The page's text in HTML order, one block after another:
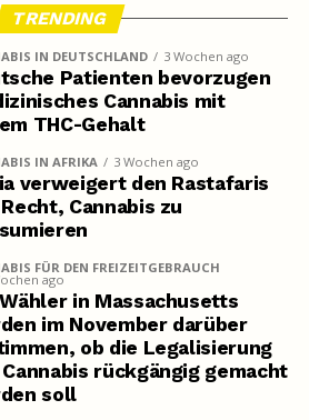
TRENDING
IN DEUTSCHLAND 3 Wochen ago
Patienten bevorzugen
Cannabis mit
THC-Gehalt
IN AFRIKA 3 Wochen ago
verweigert den Rastafaris
Cannabis zu
FÜR DEN FREIZEITGEBRAUCH
ago
in Massachusetts
im November darüber
ob die Legalisierung
rückgängig gemacht
soll